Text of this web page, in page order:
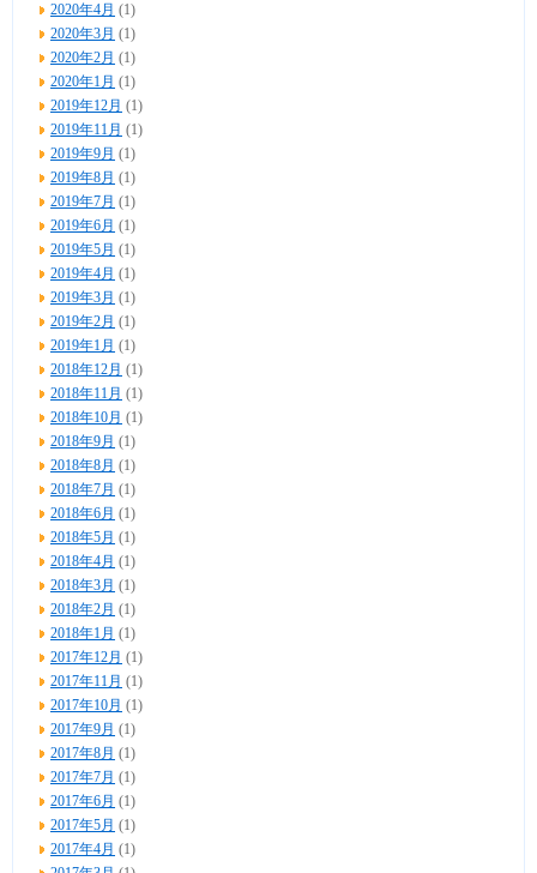
2020年4月 (1)
2020年3月 (1)
2020年2月 (1)
2020年1月 (1)
2019年12月 (1)
2019年11月 (1)
2019年9月 (1)
2019年8月 (1)
2019年7月 (1)
2019年6月 (1)
2019年5月 (1)
2019年4月 (1)
2019年3月 (1)
2019年2月 (1)
2019年1月 (1)
2018年12月 (1)
2018年11月 (1)
2018年10月 (1)
2018年9月 (1)
2018年8月 (1)
2018年7月 (1)
2018年6月 (1)
2018年5月 (1)
2018年4月 (1)
2018年3月 (1)
2018年2月 (1)
2018年1月 (1)
2017年12月 (1)
2017年11月 (1)
2017年10月 (1)
2017年9月 (1)
2017年8月 (1)
2017年7月 (1)
2017年6月 (1)
2017年5月 (1)
2017年4月 (1)